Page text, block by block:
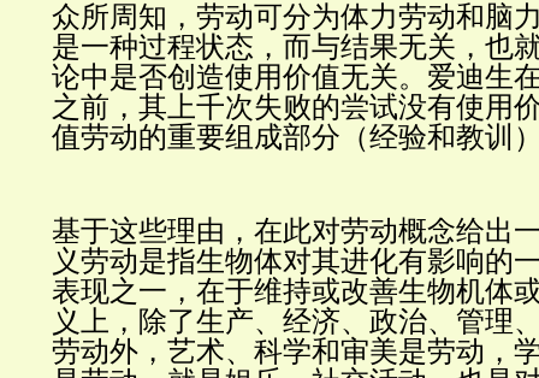
众所周知，劳动可分为体力劳动和脑
是一种过程状态，而与结果无关，也
论中是否创造使用价值无关。爱迪生
之前，其上千次失败的尝试没有使用
值劳动的重要组成部分（经验和教训
基于这些理由，在此对劳动概念给出
义劳动是指生物体对其进化有影响的
表现之一，在于维持或改善生物机体
义上，除了生产、经济、政治、管理
劳动外，艺术、科学和审美是劳动，